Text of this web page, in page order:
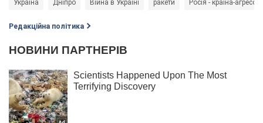
Україна Дніпро Війна в Україні ракети Росія - країна-агресор
Редакційна політика